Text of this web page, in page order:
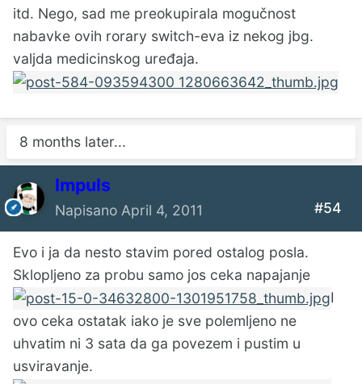
itd. Nego, sad me preokupirala mogučnost
nabavke ovih rorary switch-eva iz nekog jbg.
valjda medicinskog uređaja.
8 months later...
Impuls
Napisano April 4, 2011 #54
Evo i ja da nesto stavim pored ostalog posla.
Sklopljeno za probu samo jos ceka napajanje
I
ovo ceka ostatak iako je sve polemljeno ne
uhvatim ni 3 sata da ga povezem i pustim u
usviravanje.